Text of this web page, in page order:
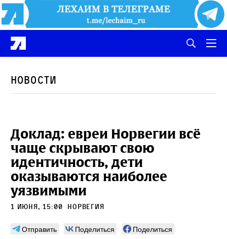
Новости
Доклад: евреи Норвегии всё
чаще скрывают свою
идентичность, дети
оказываются наиболее
уязвимыми
1 июня, 15:00 Норвегия
Отправить Поделиться
Поделиться